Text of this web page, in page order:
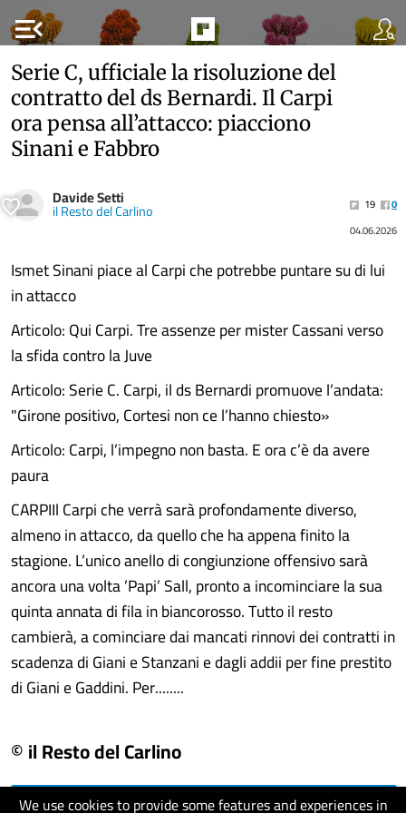
menu_open
We use cookies to provide some features and experiences in
Serie C, ufficiale la risoluzione del
contratto del ds Bernardi. Il Carpi
ora pensa all’attacco: piacciono
Sinani e Fabbro
Davide Setti
il Resto del Carlino 19
0
04.06.2026
Ismet Sinani piace al Carpi che potrebbe puntare su di lui
in attacco
Articolo: Qui Carpi. Tre assenze per mister Cassani verso
la sfida contro la Juve
Articolo: Serie C. Carpi, il ds Bernardi promuove l’andata:
"Girone positivo, Cortesi non ce l’hanno chiesto»
Articolo: Carpi, l’impegno non basta. E ora c’è da avere
paura
CARPIIl Carpi che verrà sarà profondamente diverso,
almeno in attacco, da quello che ha appena finito la
stagione. L’unico anello di congiunzione offensivo sarà
ancora una volta ’Papi’ Sall, pronto a incominciare la sua
quinta annata di fila in biancorosso. Tutto il resto
cambierà, a cominciare dai mancati rinnovi dei contratti in
scadenza di Giani e Stanzani e dagli addii per fine prestito
di Giani e Gaddini. Per........
© il Resto del Carlino